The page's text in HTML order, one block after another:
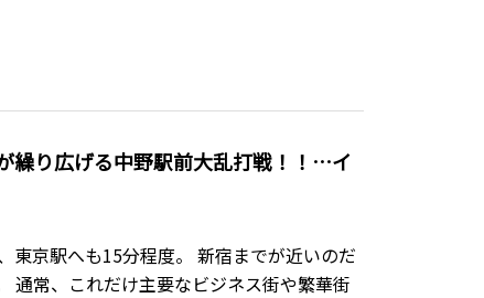
繰り広げる中野駅前大乱打戦！！…イ
東京駅へも15分程度。 新宿までが近いのだ
通常、これだけ主要なビジネス街や繁華街